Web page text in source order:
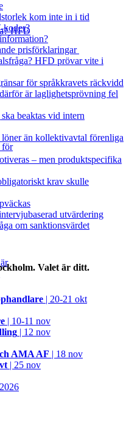
HFD
för
kom inte in i tid
koder?
prisförklaringar
HFD prövar vite i
för språkkravets räckvidd
är laglighetsprövning fel
beaktas vid intern
än kollektivavtal förenliga
– men produktspecifika
krav skulle
utvärdering
om sanktionsvärdet
Valet är ditt.
| 20-21 okt
| 10-11 nov
| 12 nov
AMA AF | 18 nov
| 25 nov